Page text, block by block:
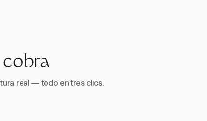
real — todo en tres clics.